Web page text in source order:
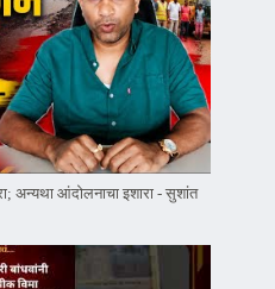
अन्यथा आंदोलनाचा इशारा - सुशांत